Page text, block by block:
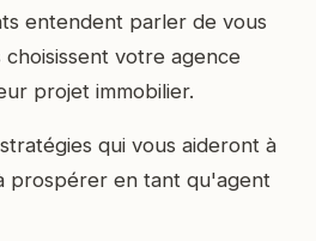
entendent parler de vous
votre agence
projet immobilier.
qui vous aideront à
prospérer en tant qu'agent